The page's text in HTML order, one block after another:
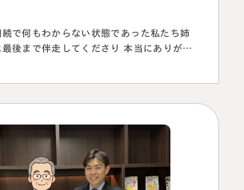
大宮事務所
〒330-0854
Access
で何もわからない状態であった私たち姉
後まで伴走してくださり 本当にありがた
に教えてくださり、無事納税を済ませるこ
していま…